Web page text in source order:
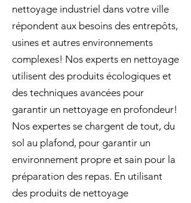
nettoyage industriel dans votre ville
répondent aux besoins des entrepôts,
usines et autres environnements
complexes! Nos experts en nettoyage
utilisent des produits écologiques et
des techniques avancées pour
garantir un nettoyage en profondeur!
Nos expertes se chargent de tout, du
sol au plafond, pour garantir un
environnement propre et sain pour la
préparation des repas. En utilisant
des produits de nettoyage